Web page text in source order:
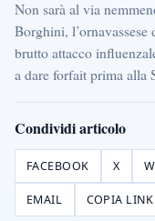
Non sarà al via
Borghini,
brutto attacco
a dare forfait prima alla
Condividi articolo
FACEBOOK X
EMAIL COPIA LINK